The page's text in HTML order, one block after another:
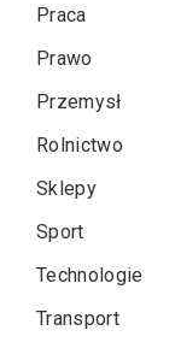
Praca
Prawo
Przemysł
Rolnictwo
Sklepy
Sport
Technologie
Transport